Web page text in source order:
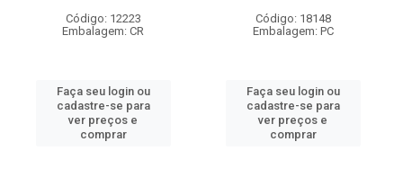
Código: 12223
Embalagem: CR
Faça seu login ou
cadastre-se para
ver preços e
comprar
Código: 18148
Embalagem: PC
Faça seu login ou
cadastre-se para
ver preços e
comprar